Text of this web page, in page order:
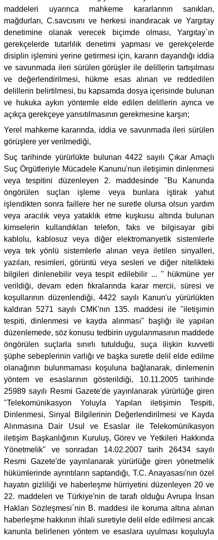
maddeleri uyarınca mahkeme kararlarının sanıkları,
mağdurları, C.savcısını ve herkesi inandıracak ve Yargıtay
denetimine olanak verecek biçimde olması, Yargıtay`ın
gerekçelerde tutarlılık denetimi yapması ve gerekçelerde
disiplin işlemini yerine getirmesi için, kararın dayandığı iddia
ve savunmada ileri sürülen görüşler ile delillerin tartışılması
ve değerlendirilmesi, hükme esas alınan ve reddedilen
delillerin belirtilmesi, bu kapsamda dosya içerisinde bulunan
ve hukuka aykırı yöntemle elde edilen delillerin ayrıca ve
açıkça gerekçeye yansıtılmasının gerekmesine karşın;
Yerel mahkeme kararında, iddia ve savunmada ileri sürülen
görüşlere yer verilmediği,
Suç tarihinde yürürlükte bulunan 4422 sayılı Çıkar Amaçlı
Suç Örgütleriyle Mücadele Kanunu'nun iletişimin dinlenmesi
veya tespitini düzenleyen 2. maddesinde "Bu Kanunda
öngörülen suçları işleme veya bunlara iştirak yahut
işlendikten sonra faillere her ne suretle olursa olsun yardım
veya aracılık veya yataklık etme kuşkusu altında bulunan
kimselerin kullandıkları telefon, faks ve bilgisayar gibi
kablolu, kablosuz veya diğer elektromanyetik sistemlerle
veya tek yönlü sistemlerle alınan veya iletilen sinyalleri,
yazıları, resimleri, görüntü veya sesleri ve diğer nitelikteki
bilgileri dinlenebilir veya tespit edilebilir ... " hükmüne yer
verildiği, devam eden fıkralarında karar mercii, süresi ve
koşullarının düzenlendiği, 4422 sayılı Kanun'u yürürlükten
kaldıran 5271 sayılı CMK'nın 135. maddesi ile "iletişimin
tespiti, dinlenmesi ve kayda alınması" başlığı ile yapılan
düzenlemede, söz konusu tedbirin uygulanmasının maddede
öngörülen suçlarla sınırlı tutulduğu, suça ilişkin kuvvetli
şüphe sebeplerinin varlığı ve başka suretle delil elde edilme
olanağının bulunmaması koşuluna bağlanarak, dinlemenin
yöntem ve esaslarının gösterildiği, 10.11.2005 tarihinde
25989 sayılı Resmi Gazete'de yayınlanarak yürürlüğe giren
"Telekomünikasyon Yoluyla Yapılan iletişimin Tespiti,
Dinlenmesi, Sinyal Bilgilerinin Değerlendirilmesi ve Kayda
Alınmasına Dair Usul ve Esaslar ile Telekomünikasyon
iletişim Başkanlığının Kuruluş, Görev ve Yetkileri Hakkında
Yönetmelik" ve sonradan 14.02.2007 tarih 26434 sayılı
Resmi Gazete'de yayınlanarak yürürlüğe giren yönetmelik
hükümlerinde ayrıntıların saptandığı, T.C. Anayasası'nın özel
hayatın gizliliği ve haberleşme hürriyetini düzenleyen 20 ve
22. maddeleri ve Türkiye'nin de tarafı olduğu Avrupa İnsan
Hakları Sözleşmesi`nin B. maddesi ile koruma altına alınan
haberleşme hakkının ihlali suretiyle delil elde edilmesi ancak
kanunla belirlenen yöntem ve esaslara uyulması koşuluyla